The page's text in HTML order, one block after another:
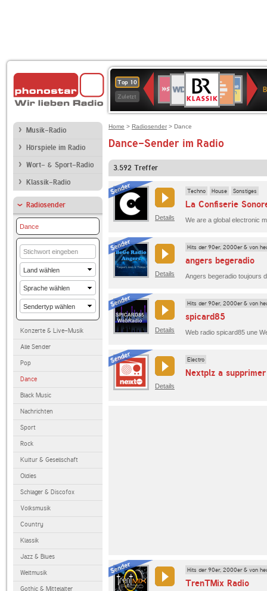
Top 10
Zuletzt
Deutschlandfunk
80er
90er
OLDIE
ANTENNE
4
BR-
KLASSIK
Deutschlandfunk
Kultur
ANTENNE
BAYERN
SWR
Kultur
NDR
2
Musik-Radio
Hörspiele im Radio
Wort- & Sport-Radio
Klassik-Radio
Radiosender
Dance
Konzerte & Live-Musik
Alle Sender
Pop
Dance
Black Music
Nachrichten
Sport
Rock
Kultur & Gesellschaft
Oldies
Schlager & Discofox
Volksmusik
Country
Klassik
Jazz & Blues
Weltmusik
Gothic & Mittelalter
Home > Radiosender > Dance
Dance-Sender im Radio
3.592 Treffer
Details
Techno House Sonstiges
La Confiserie
Details
Hits der 90er, 2000er & von
angers begeradio
Angers begeradio toujours
Details
Hits der 90er, 2000er & von
spicard85
Web radio spicard85 une
Details
Electro
Nextplz a supprimer
Hits der 90er, 2000er & von
TrenTMix Radio